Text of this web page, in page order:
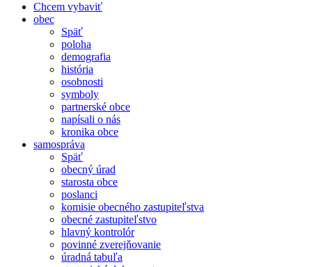
Chcem vybaviť
obec
Späť
poloha
demografia
história
osobnosti
symboly
partnerské obce
napísali o nás
kronika obce
samospráva
Späť
obecný úrad
starosta obce
poslanci
komisie obecného zastupiteľstva
obecné zastupiteľstvo
hlavný kontrolór
povinné zverejňovanie
úradná tabuľa